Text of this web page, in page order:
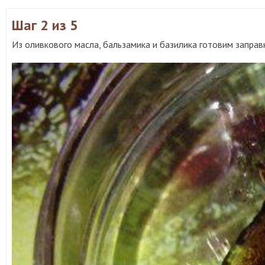
Шаг 2 из 5
Из оливкового масла, бальзамика и базилика готовим